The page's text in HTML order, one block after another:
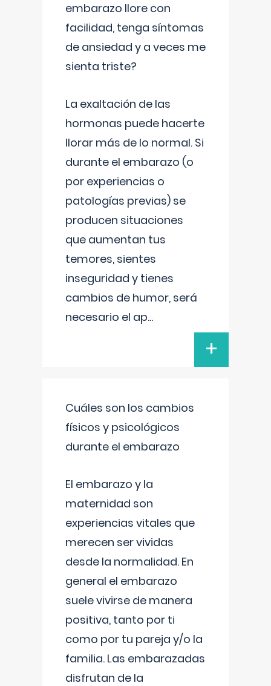
embarazo llore con
facilidad, tenga síntomas
de ansiedad y a veces me
sienta triste?
La exaltación de las
hormonas puede hacerte
llorar más de lo normal. Si
durante el embarazo (o
por experiencias o
patologías previas) se
producen situaciones
que aumentan tus
temores, sientes
inseguridad y tienes
cambios de humor, será
necesario el ap...
+
Cuáles son los cambios
físicos y psicológicos
durante el embarazo
El embarazo y la
maternidad son
experiencias vitales que
merecen ser vividas
desde la normalidad. En
general el embarazo
suele vivirse de manera
positiva, tanto por ti
como por tu pareja y/o la
familia. Las embarazadas
disfrutan de la